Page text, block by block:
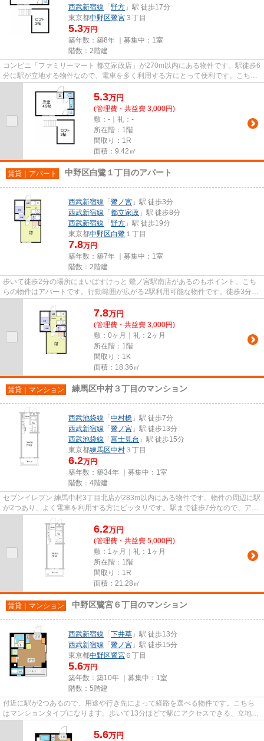
西武新宿線 「 野方 」駅 徒歩17分
東京都中野区鷺宮 ３丁目
5.3万円
築年数：築8年 ｜募集中： 1室
階数：2階建
コンビニ「ファミリーマート 都立家政店」が270m以内にある物件です。駅徒歩6
分に駅が立地する物件なので、電車を多く利用する方にとって便利です。こちら
の物件はアパートです。2駅利...
5.3万円
(管理費・共益費 3,000円)
敷：-｜礼：-
所在階：1階
間取り：1R
面積：9.42㎡
賃貸｜アパート 中野区白鷺１丁目のアパート
西武新宿線 「 鷺ノ宮 」駅 徒歩3分
西武新宿線 「 都立家政 」駅 徒歩8分
西武新宿線 「 野方 」駅 徒歩19分
東京都中野区白鷺 １丁目
7.8万円
築年数：築7年 ｜募集中： 1室
階数：2階建
歩いて徒歩2分の場所にまいばすけっと 鷺ノ宮駅南店があるのもポイント。こち
らの物件はアパートです。行動範囲が広がる2駅利用可能な物件です。徒歩3分で
7.8万円
(管理費・共益費 3,000円)
敷：0ヶ月｜礼：2ヶ月
所在階：1階
間取り：1K
面積：18.36㎡
賃貸｜マンション 練馬区中村３丁目のマンション
西武池袋線 「 中村橋 」駅 徒歩7分
西武新宿線 「 鷺ノ宮 」駅 徒歩13分
西武池袋線 「 富士見台 」駅 徒歩15分
東京都練馬区中村 ３丁目
6.2万円
築年数：築34年 ｜募集中： 1室
階数：4階建
セブンイレブン 練馬中村3丁目北店が283m以内にある物件です。物件の周辺に駅
が2つあり、よく電車を利用する方にピッタリです。駅まで徒歩7分なので、アク
セスの良い物件です。外観タ...
6.2万円
(管理費・共益費 5,000円)
敷：1ヶ月｜礼：1ヶ月
所在階：1階
間取り：1R
面積：21.28㎡
賃貸｜マンション 中野区鷺宮６丁目のマンション
西武新宿線 「 下井草 」駅 徒歩13分
西武新宿線 「 鷺ノ宮 」駅 徒歩15分
東京都中野区鷺宮 ６丁目
5.6万円
築年数：築10年 ｜募集中： 1室
階数：5階建
付近に駅が2つあるので、用途や行き先によって経路を選べる物件です。こちら
はマンションタイプになります。歩いて13分ほどで駅にアクセスできる、立地の
5.6万円